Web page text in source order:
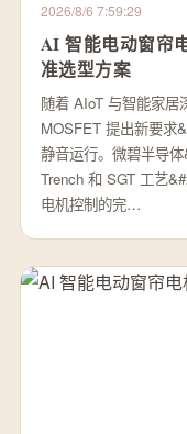
2026/8/6 7:59:29
AI 智能电动窗帘
准选型方案
随着 AIoT 与智能家居
MOSFET 提出新要求
静音运行。微碧半导
Trench 和 SGT 工艺
电机控制的完…